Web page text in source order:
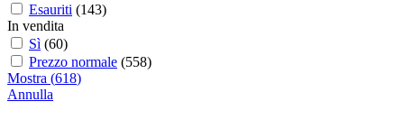
Esauriti (143)
In vendita
Sì (60)
Prezzo normale (558)
Mostra (618)
Annulla